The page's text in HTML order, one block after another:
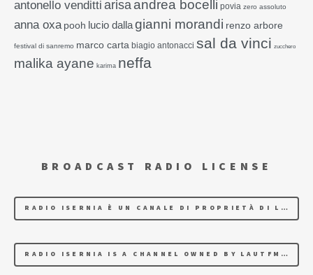
antonello venditti arisa andrea bocelli povia zero assoluto
anna oxa pooh lucio dallagianni morandi renzo arbore
festival di sanremo marco carta biagio antonacci sal da vinci zucchero
malika ayane karima neffa
BROADCAST RADIO LICENSE
RADIO ISERNIA È UN CANALE DI PROPRIETÀ DI LAUTFM CHE ASSOLVE I DIRITTI D'AUTORE.
RADIO ISERNIA IS A CHANNEL OWNED BY LAUTFM THAT COMPLIES WITH COPYRIGHT REGULATIONS.